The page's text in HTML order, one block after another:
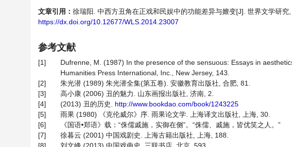
文章引用： 徐瑞阳. 中西方丑角在正戏和民娱中的功能差异与嬗变[J]. 世界文学研究
https://dx.doi.org/10.12677/WLS.2014.23007
参考文献
[1]
Dufrenne, M. (1987) In the presence of the sensuous: Essays in
Humanities Press International, Inc., New Jersey, 143.
[2]
朱光潜 (1989) 朱光潜全集(第五卷). 安徽教育出版社, 合肥, 81.
[3]
高小康 (2006) 丑的魅力. 山东画报出版社, 济南, 2.
[4]
(2013) 丑的历史. http://www.bookdao.com/book/1243225
[5]
雨果 (1980) 《克伦威尔》序. 雨果论文学. 上海译文出版社, 上海, 30.
[6]
《国语•郑语》载：“侏儒戚施，实御在侧”。“侏儒、戚施，皆优笑之人。”
[7]
徐暮云 (2001) 中国戏剧史. 上海古籍出版社, 上海, 188.